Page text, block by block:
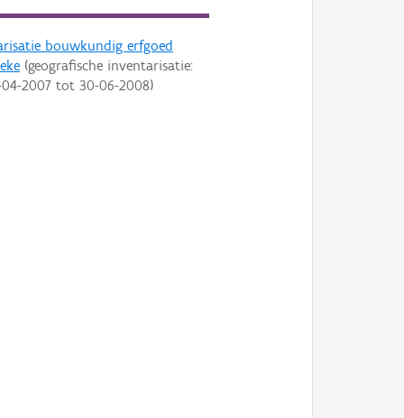
bouwkundig erfgoed
(geografische inventarisatie:
04-2007tot 30-06-2008)